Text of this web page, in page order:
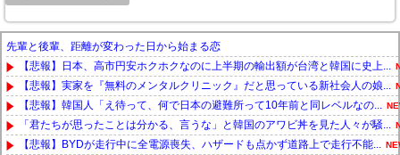
先輩と後輩、距離が変わった日から始まる恋
【悲報】日本、高市円安ホクホクなのに上半期の輸出額が台湾と韓国に史上...
【悲報】実家を『無料のメンタルクリニック』だと思っている新社会人の娘...
【悲報】韓国人「え待って、何で日本の避難所って10年前と同レベルなの...
「君たちが思ったことは分かる、言うな」と韓国のアワビ丼を見た人々が騒...
【悲報】BYDが走行中に全電源喪失、ハザードも点かず道路上で走行不能...